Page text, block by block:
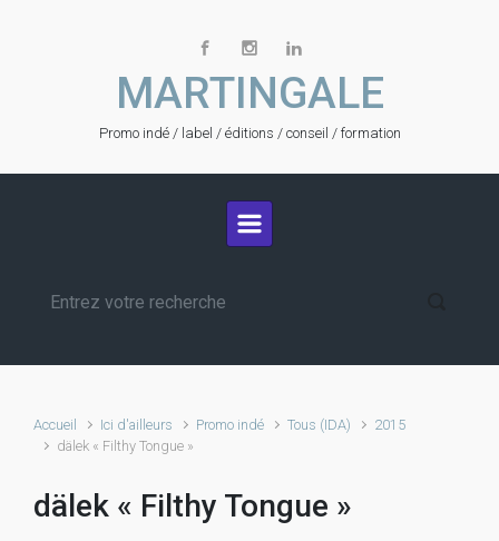
MARTINGALE
Promo indé / label / éditions / conseil / formation
Accueil Ici d'ailleurs Promo indé Tous (IDA)
2015
dälek « Filthy Tongue »
dälek « Filthy Tongue »